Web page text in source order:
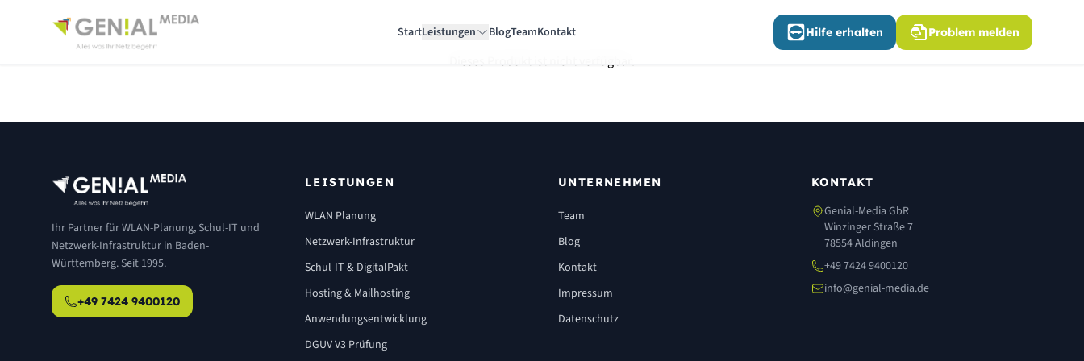
StartLeistungen BlogTeamKontakt Hilfe erhalten Problem melden
Dieses Produkt ist nicht verfügbar.
Ihr Partner für WLAN-Planung, Schul-IT und
Netzwerk-Infrastruktur in Baden-
Württemberg. Seit 1995.
+49 7424 9400120
LEISTUNGEN
WLAN Planung
Netzwerk-Infrastruktur
Schul-IT & DigitalPakt
Hosting & Mailhosting
Anwendungsentwicklung
DGUV V3 Prüfung
UNTERNEHMEN
Team
Blog
Kontakt
Impressum
Datenschutz
KONTAKT
Genial-Media GbR
Winzinger Straße 7
78554 Aldingen
+49 7424 9400120
info@genial-media.de